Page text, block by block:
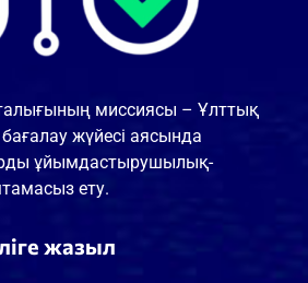
миссиясы – Ұлттық
жүйесі аясында
ұйымдастырушылық-
ету.
жазыл